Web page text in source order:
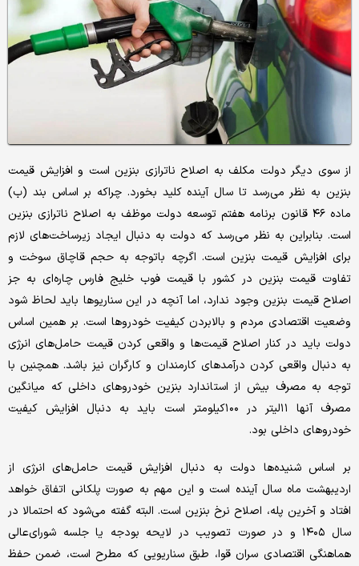
از سوی دیگر دولت مکلف به اصلاح ناترازی بنزین است و افزایش قیمت
بنزین به نظر می‌رسد تا سال آینده کلید بخورد. چراکه بر اساس بند (ب)
ماده ۴۶ قانون برنامه هفتم توسعه دولت موظف به اصلاح ناترازی بنزین
است. بنابراین به نظر می‌رسد که دولت به دنبال ایجاد زیرساخت‌های لازم
برای افزایش قیمت بنزین است. اگرچه باتوجه به حجم قاچاق سوخت و
تفاوت قیمت بنزین در کشور با قیمت فوب خلیج فارس چاره‌ای به جز
اصلاح قیمت بنزین وجود ندارد، اما آنچه در این سناریوها باید لحاظ شود
وضعیت اقتصادی مردم و بالابردن کیفیت خودروها است. بر همین اساس
دولت باید در کنار اصلاح قیمت‌ها و واقعی کردن قیمت حامل‌های انرژی
به دنبال واقعی کردن درآمدهای کارمندان و کارگران نیز باشد. همچنین با
توجه به مصرف بیش از استاندارد بنزین خودروهای داخلی که میانگین
مصرف آنها ۱۱لیتر در ۱۰۰کیلومتر است باید به دنبال افزایش کیفیت
خودروهای داخلی بود.
بر اساس شنیده‌ها دولت به دنبال افزایش قیمت حامل‌های انرژی از
اردیبهشت ماه سال آینده است و این مهم به صورت پلکانی اتفاق خواهد
افتاد و آخرین پله، اصلاح نرخ بنزین است. البته گفته می‌شود که احتمالا در
سال ۱۴۰۵ و در صورت تصویب در لایحه بودجه یا جلسه شورای‌عالی
هماهنگی اقتصادی سران قوا، طبق سناریویی که مطرح است، ضمن حفظ